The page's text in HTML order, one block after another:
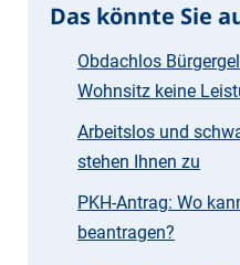
Das könnte Sie
Obdachlos
Wohnsitz keine
Arbeitslos und
stehen Ihnen zu
PKH-Antrag: Wo
beantragen?